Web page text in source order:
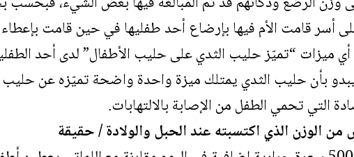
جامعة ولاية أوهايو في عام 2014 على أسر قامت الأم فيها بإرضاع أحد طفليها في حين قامت بإعطاء
ميزات “تميّز حليب الثدي على حليب الأطفال” لدى أحد
بأن حليب الثدي يمتلك ميزة واحدة واضحة تميّزه عن حليب
التي تحمي الطفل من الإصابة بالالتهابات.
الوزن الذي اكتسبته عند الحبل والولادة / حقيقة